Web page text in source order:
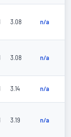
3.08 n/a
3.08 n/a
3.14 n/a
3.19 n/a